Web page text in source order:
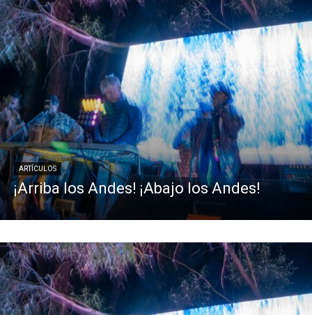
ARTÍCULOS
¡Arriba los Andes! ¡Abajo los Andes!